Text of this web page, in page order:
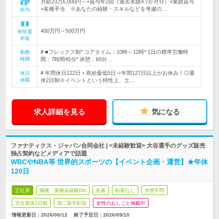
給与
月給23万6,000円～+賞与年2回（過去実績4.7か月分）+業績賞与
+各種手当 ※あなたの経験・スキルなどを考慮の…
初年度
年収
400万円～500万円
勤務
時間
# ■フレックス制* コアタイム：10時～12時* 1日の標準労働時
間：7時間45分* 休憩：60分…
休日
休暇
# 年間休日122日＋有給最低5日⇒年間127日以上がお休み！◎週
休2日制※イベントという特性上、土…
求人詳細を見る 気になる
ファナティクス・ジャパン合同会社 | <未経験歓迎> 大谷選手のグッズ販売
独占契約などメディアで話題
WBCやNBA等 世界的スポーツの【イベント企画・運営】★年休
120日
正社員 職種・業種未経験OK 急募 転勤なし 学歴不問
完全週休2日制 第二新卒歓迎 女性のおしごと掲載中
情報更新日：2026/06/12 終了予定日： 2026/09/10